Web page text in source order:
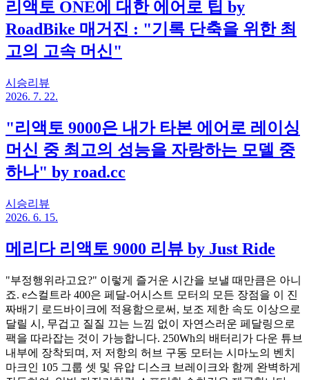
리액토 ONE에 대한 에어로 팁 by
RoadBike 매거진 : "기록 단축을 위한 최
고의 고속 머신"
시승리뷰
2026. 7. 22.
"리액토 9000은 내가 타본 에어로 레이싱
머신 중 최고의 성능을 자랑하는 모델 중
하나" by road.cc
시승리뷰
2026. 6. 15.
메리다 리액토 9000 리뷰 by Just Ride
"부정행위라고요?" 이렇게 즐거운 시간을 보낼 때만큼은 아니
죠. e스컬트라 400은 페달-어시스트 모터의 모든 장점을 이 진
짜배기 로드바이크에 적용함으로써, 보조 제한 속도 이상으로
달릴 시, 무겁고 질질 끄는 느낌 없이 자연스러운 페달링으로
팩을 따라잡는 것이 가능합니다. 250Wh의 배터리가 다운 튜브
내부에 장착되며, 저 저항의 허브 구동 모터는 시마노의 벤치
마크인 105 그룹 셋 및 유압 디스크 브레이크와 함께 완벽하게